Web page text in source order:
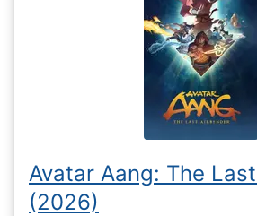
Avatar Aang: The
(2026)